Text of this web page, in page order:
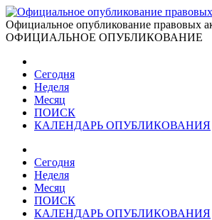
Официальное опубликование правовых
ОФИЦИАЛЬНОЕ ОПУБЛИКОВАНИЕ
Сегодня
Неделя
Месяц
ПОИСК
КАЛЕНДАРЬ ОПУБЛИКОВАНИЯ
Сегодня
Неделя
Месяц
ПОИСК
КАЛЕНДАРЬ ОПУБЛИКОВАНИЯ